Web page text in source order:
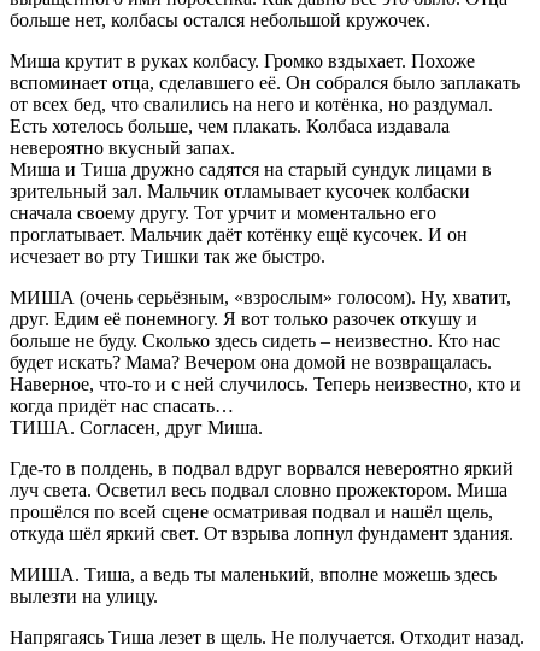
больше нет, колбасы остался небольшой кружочек.
Миша крутит в руках колбасу. Громко вздыхает. Похоже
вспоминает отца, сделавшего её. Он собрался было заплакать
от всех бед, что свалились на него и котёнка, но раздумал.
Есть хотелось больше, чем плакать. Колбаса издавала
невероятно вкусный запах.
Миша и Тиша дружно садятся на старый сундук лицами в
зрительный зал. Мальчик отламывает кусочек колбаски
сначала своему другу. Тот урчит и моментально его
проглатывает. Мальчик даёт котёнку ещё кусочек. И он
исчезает во рту Тишки так же быстро.
МИША (очень серьёзным, «взрослым» голосом). Ну, хватит,
друг. Едим её понемногу. Я вот только разочек откушу и
больше не буду. Сколько здесь сидеть – неизвестно. Кто нас
будет искать? Мама? Вечером она домой не возвращалась.
Наверное, что-то и с ней случилось. Теперь неизвестно, кто и
когда придёт нас спасать…
ТИША. Согласен, друг Миша.
Где-то в полдень, в подвал вдруг ворвался невероятно яркий
луч света. Осветил весь подвал словно прожектором. Миша
прошёлся по всей сцене осматривая подвал и нашёл щель,
откуда шёл яркий свет. От взрыва лопнул фундамент здания.
МИША. Тиша, а ведь ты маленький, вполне можешь здесь
вылезти на улицу.
Напрягаясь Тиша лезет в щель. Не получается. Отходит назад.